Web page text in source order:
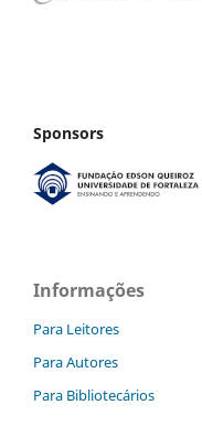
Sponsors
Informações
Para Leitores
Para Autores
Para Bibliotecários